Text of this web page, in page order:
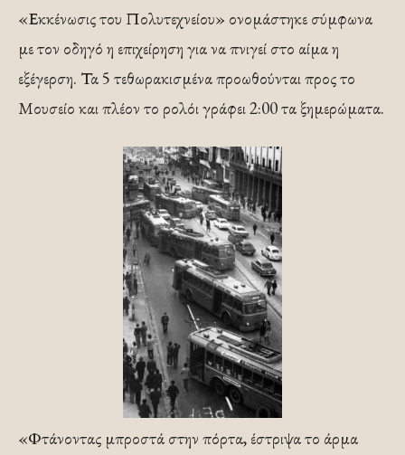
«Εκκένωσις του Πολυτεχνείου» ονομάστηκε σύμφωνα
με τον οδηγό η επιχείρηση για να πνιγεί στο αίμα η
εξέγερση. Τα 5 τεθωρακισμένα προωθούνται προς το
Μουσείο και πλέον το ρολόι γράφει 2:00 τα ξημερώματα.
«Φτάνοντας μπροστά στην πόρτα, έστριψα το άρμα